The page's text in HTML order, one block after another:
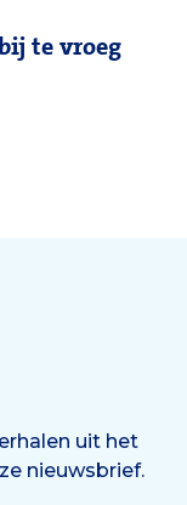
te vroeg
uit het
nieuwsbrief.